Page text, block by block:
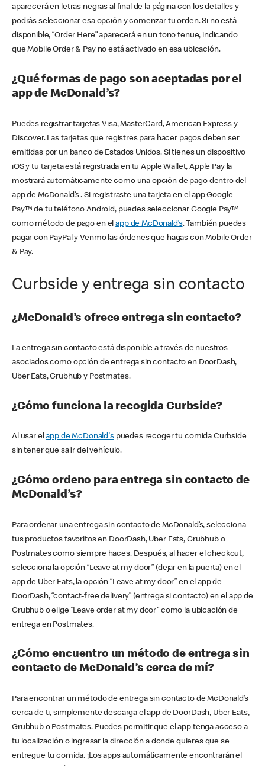
aparecerá en letras negras al final de la página con los detalles y
podrás seleccionar esa opción y comenzar tu orden. Si no está
disponible, “Order Here” aparecerá en un tono tenue, indicando
que Mobile Order & Pay no está activado en esa ubicación.
¿Qué formas de pago son aceptadas por el
app de McDonald’s?
Puedes registrar tarjetas Visa, MasterCard, American Express y
Discover. Las tarjetas que registres para hacer pagos deben ser
emitidas por un banco de Estados Unidos. Si tienes un dispositivo
iOS y tu tarjeta está registrada en tu Apple Wallet, Apple Pay la
mostrará automáticamente como una opción de pago dentro del
app de McDonald’s . Si registraste una tarjeta en el app Google
Pay™ de tu teléfono Android, puedes seleccionar Google Pay™
como método de pago en elapp de McDonald’s. También puedes
pagar con PayPal y Venmo las órdenes que hagas con Mobile Order
& Pay.
Curbside y entrega sin contacto
¿McDonald’s ofrece entrega sin contacto?
La entrega sin contacto está disponible a través de nuestros
asociados como opción de entrega sin contacto en DoorDash,
Uber Eats, Grubhub y Postmates.
¿Cómo funciona la recogida Curbside?
Al usar elapp de McDonald'spuedes recoger tu comida Curbside
sin tener que salir del vehículo.
¿Cómo ordeno para entrega sin contacto de
McDonald’s?
Para ordenar una entrega sin contacto de McDonald’s, selecciona
tus productos favoritos en DoorDash, Uber Eats, Grubhub o
Postmates como siempre haces. Después, al hacer el checkout,
selecciona la opción “Leave at my door” (dejar en la puerta) en el
app de Uber Eats, la opción “Leave at my door” en el app de
DoorDash, “contact-free delivery” (entrega si contacto) en el app de
Grubhub o elige “Leave order at my door” como la ubicación de
entrega en Postmates.
¿Cómo encuentro un método de entrega sin
contacto de McDonald’s cerca de mí?
Para encontrar un método de entrega sin contacto de McDonald’s
cerca de ti, simplemente descarga el app de DoorDash, Uber Eats,
Grubhub o Postmates. Puedes permitir que el app tenga acceso a
tu localización o ingresar la dirección a donde quieres que se
entregue tu comida. ¡Los apps automáticamente encontrarán el